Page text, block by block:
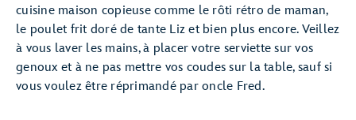
cuisine maison copieuse comme le rôti rétro de maman,
le poulet frit doré de tante Liz et bien plus encore. Veillez
à vous laver les mains, à placer votre serviette sur vos
genoux et à ne pas mettre vos coudes sur la table, sauf si
vous voulez être réprimandé par oncle Fred.